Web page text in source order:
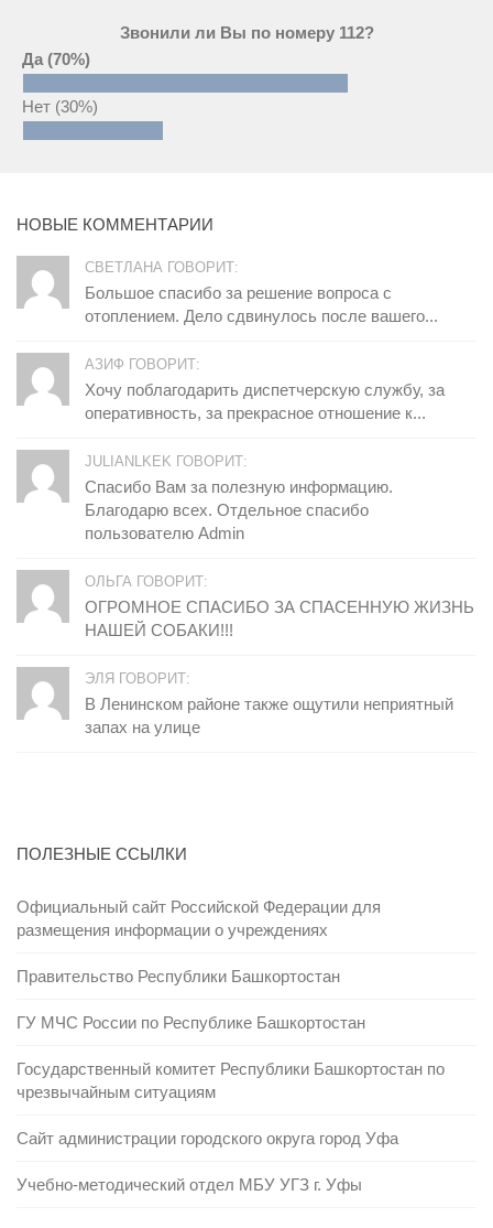
Звонили ли Вы по номеру 112?
Да (70%)
Нет (30%)
НОВЫЕ КОММЕНТАРИИ
СВЕТЛАНА ГОВОРИТ:
Большое спасибо за решение вопроса с
отоплением. Дело сдвинулось после вашего...
АЗИФ ГОВОРИТ:
Хочу поблагодарить диспетчерскую службу, за
оперативность, за прекрасное отношение к...
JULIANLKEK ГОВОРИТ:
Спасибо Вам за полезную информацию.
Благодарю всех. Отдельное спасибо
пользователю Admin
ОЛЬГА ГОВОРИТ:
ОГРОМНОЕ СПАСИБО ЗА СПАСЕННУЮ ЖИЗНЬ
НАШЕЙ СОБАКИ!!!
ЭЛЯ ГОВОРИТ:
В Ленинском районе также ощутили неприятный
запах на улице
ПОЛЕЗНЫЕ ССЫЛКИ
Официальный сайт Российской Федерации для
размещения информации о учреждениях
Правительство Республики Башкортостан
ГУ МЧС России по Республике Башкортостан
Государственный комитет Республики Башкортостан по
чрезвычайным ситуациям
Сайт администрации городского округа город Уфа
Учебно-методический отдел МБУ УГЗ г. Уфы